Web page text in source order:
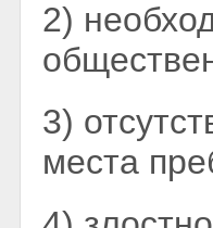
2)
3)
места